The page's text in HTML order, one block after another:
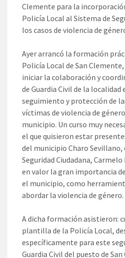
Clemente para la
Policía Local al Sistema de
los casos de violencia de
Ayer arrancó la formación
Policía Local de San
iniciar la colaboración y
de Guardia Civil de la localidad
seguimiento y protección de
víctimas de violencia de
municipio. Un curso muy
el que quisieron estar
del municipio Charo Sevillano,
Seguridad Ciudadana,
en valor la gran importancia
el municipio, como
abordar la violencia de género.
A dicha formación asistieron:
plantilla de la Policía Local,
específicamente para este
Guardia Civil del puesto de